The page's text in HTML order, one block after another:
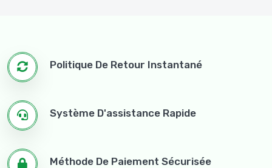
Politique De Retour Instantané
Système D'assistance Rapide
Méthode De Paiement Sécurisée